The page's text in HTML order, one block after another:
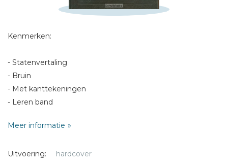
Kenmerken:
- Statenvertaling
- Bruin
- Met kanttekeningen
- Leren band
Meer informatie
Uitvoering:
hardcover
* = verplicht